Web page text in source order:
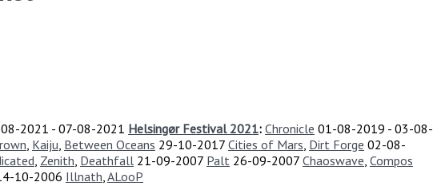
2021 - 07-08-2021 Helsingør Festival 2021: Chronicle 01-08-2019 - 03-08-
, Kaiju, Between Oceans 29-10-2017 Cities of Mars, Dirt Forge 02-08-
, Zenith, Deathfall 21-09-2007 Palt 26-09-2007 Chaoswave, Compos
10-2006 Illnath,ALooP